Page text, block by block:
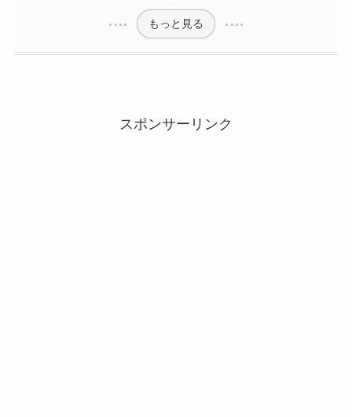
もっと見る
スポンサーリンク